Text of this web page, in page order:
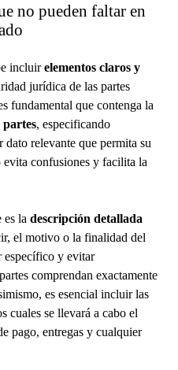
no pueden faltar en
incluirelementos claros y
jurídica de las partes
fundamental que contenga la
partes, especificando
relevante que permita su
confusiones y facilita la
es la descripción detallada
el motivo o la finalidad del
específico y evitar
comprendan exactamente
es esencial incluir las
cuales se llevará a cabo el
pago, entregas y cualquier